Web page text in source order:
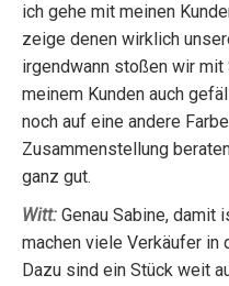
ich gehe mit meinen
zeige denen wirklich
irgendwann stoßen wir
meinem Kunden auch
noch auf eine andere
Zusammenstellung
ganz gut.
Witt: Genau Sabine, damit
machen viele Verkäufer in
Dazu sind ein Stück weit